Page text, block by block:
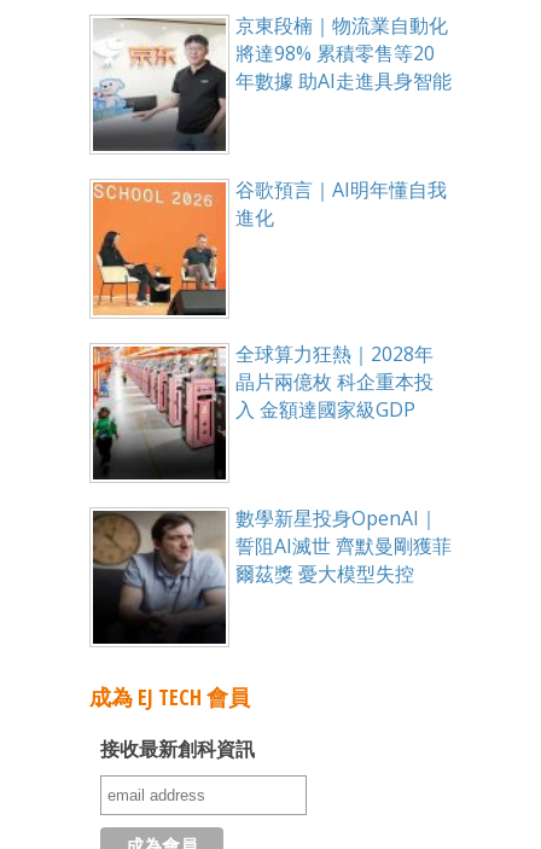
京東段楠｜物流業自動化
將達98% 累積零售等20
年數據 助AI走進具身智能
谷歌預言｜AI明年懂自我
進化
全球算力狂熱｜2028年
晶片兩億枚 科企重本投
入 金額達國家級GDP
數學新星投身OpenAI｜
誓阻AI滅世 齊默曼剛獲菲
爾茲獎 憂大模型失控
成為 EJ TECH 會員
接收最新創科資訊